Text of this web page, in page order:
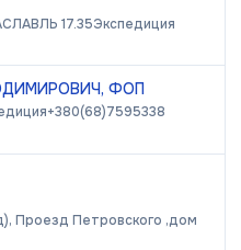
17.35Экспедиция
ФОП
+380(68)7595338
Проезд Петровского ,дом